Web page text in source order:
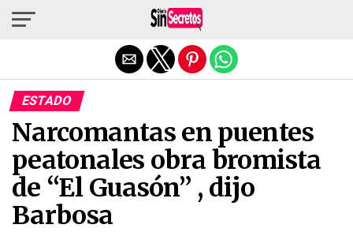
ESTADO
Narcomantas en puentes
peatonales obra bromista
de “El Guasón” , dijo
Barbosa
Salir de la versión móvil